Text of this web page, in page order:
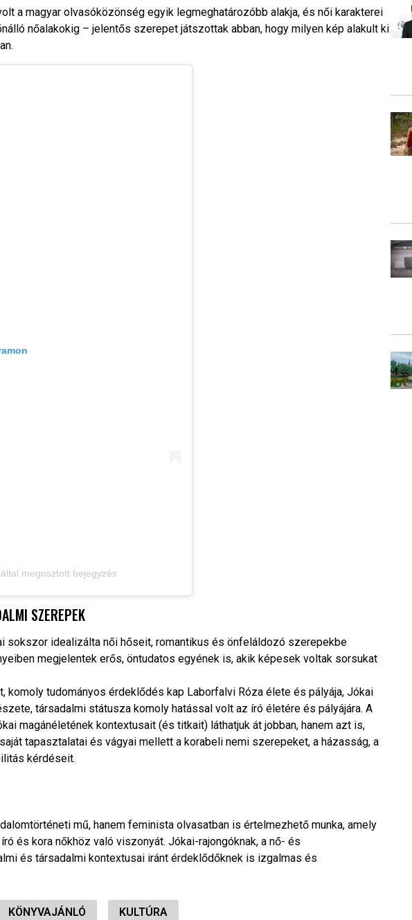
a magyar olvasóközönség egyik legmeghatározóbb alakja, és női karakterei
nőalakokig – jelentős szerepet játszottak abban, hogy milyen kép alakult ki
megosztott bejegyzés
SZEREPEK
sokszor idealizálta női hőseit, romantikus és önfeláldozó szerepekbe
megjelentek erős, öntudatos egyének is, akik képesek voltak sorsukat
komoly tudományos érdeklődés kap Laborfalvi Róza élete és pályája, Jókai
társadalmi státusza komoly hatással volt az író életére és pályájára. A
magánéletének kontextusait (és titkait) láthatjuk át jobban, hanem azt is,
tapasztalatai és vágyai mellett a korabeli nemi szerepeket, a házasság, a
kérdéseit.
mű, hanem feminista olvasatban is értelmezhető munka, amely
és kora nőkhöz való viszonyát. Jókai-rajongóknak, a nő- és
és társadalmi kontextusai iránt érdeklődőknek is izgalmas és
KÖNYVAJÁNLÓ KULTÚRA